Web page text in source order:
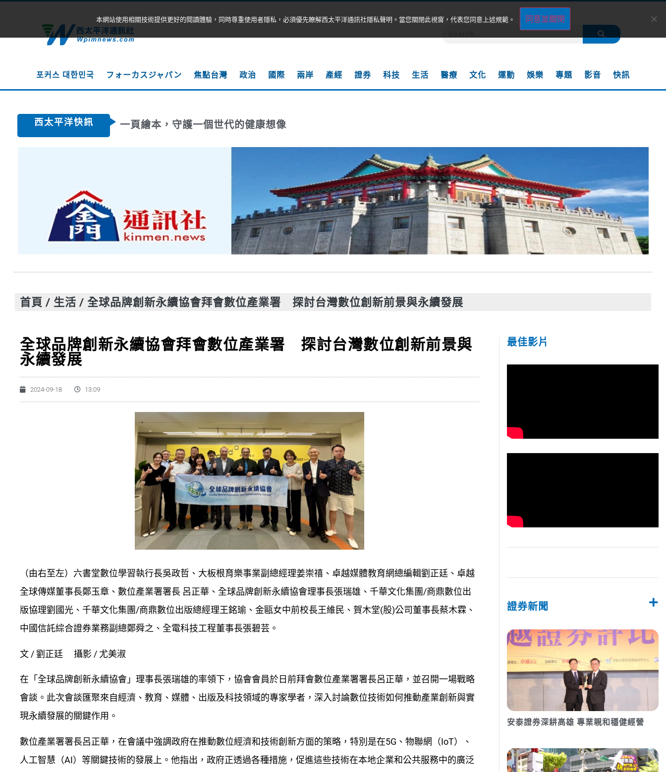
포커스 대한민국 フォーカスジャパン 焦點台灣 政治 國際 兩岸 產經 證券 科技 生活 醫療 文化 運動 娛樂 專題 影音 快訊
西太平洋快訊 一頁繪本，守護一個世代的健康想像
首頁 / 生活 / 全球品牌創新永續協會拜會數位產業署 探討台灣數位創新前景與永續發展
全球品牌創新永續協會拜會數位產業署 探討台灣數位創新前景與
永續發展
2024-09-18 13:09
（由右至左）六書堂數位學習執行長吳政哲、大板根育樂事業副總經理姜崇禧、卓越媒體教育網總編輯劉正廷、卓越
全球傳媒董事長鄭玉章、數位產業署署長 呂正華、全球品牌創新永續協會理事長張瑞雄、千華文化集團/商鼎數位出
版協理劉國光、千華文化集團/商鼎數位出版總經理王銘瑜、金甌女中前校長王維民、賀木堂(股)公司董事長蔡木霖、
中國信託綜合證券業務副總鄭舜之、全電科技工程董事長張碧芸。
文 / 劉正廷 攝影 / 尤美淑
在「全球品牌創新永續協會」理事長張瑞雄的率領下，協會會員於日前拜會數位產業署署長呂正華，並召開一場戰略
會談。此次會談匯聚來自經濟、教育、媒體、出版及科技領域的專家學者，深入討論數位技術如何推動產業創新與實
現永續發展的關鍵作用。
數位產業署署長呂正華，在會議中強調政府在推動數位經濟和技術創新方面的策略，特別是在5G、物聯網（IoT）、
人工智慧（AI）等關鍵技術的發展上。他指出，政府正透過各種措施，促進這些技術在本地企業和公共服務中的廣泛
最佳影片
證券新聞
安泰證券深耕高雄 專業親和穩健經營
本網站使用相關技術提供更好的閱讀體驗，同時尊重使用者隱私，必須優先瞭解西太平洋通訊社隱私聲明。當您關閉此視窗，代表您同意上述規範。 同意並關閉